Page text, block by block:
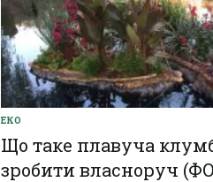
ЕКО
Що таке плавуча
зробити власноруч